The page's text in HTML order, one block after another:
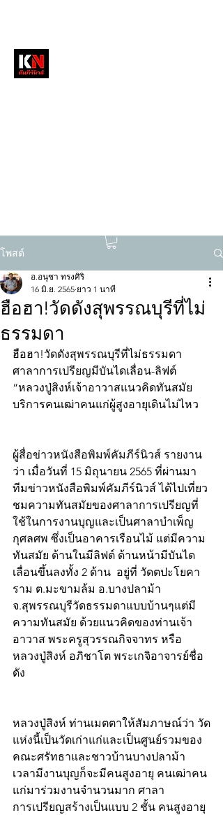
โพสต์
ฮือฮา!วัดดังสุพรรณบุรีที่ไม่
ธรรมดา
อ.อนุชา ทรงศิริ
16 มิ.ย. 2565 ยาว 1 นาที
ฮือฮา!วัดดังสุพรรณบุรีที่ไม่ธรรมดา
ศาลาการเปรียญมีบันไดเลื่อน-ลิฟต์
“หลวงปู่สิงห์เจ้าอาวาสแนวคิดทันสมัย
บริการคนเฒ่าคนแก่ผู้สูงอายุเดินไม่ไหว
ผู้สื่อข่าวหนังสือพิมพ์คัมภีร์นิวส์ รายงาน
ว่า เมื่อวันที่ 15 มิถุนายน 2565 ที่ผ่านมา
ทีมข่าวหนังสือพิมพ์คัมภีร์นิวส์ ได้ไปเที่ยว
ชมความทันสมัยของศาลาการเปรียญที่
ใช้ในการงานบุญและเป็นศาลาบำเพ็ญ
กุศลศพ ซึ่งเป็นอาคารเรือนไม้ แต่มีความ
ทันสมัย ด้านในมีลิฟต์ ด้านหน้ามีบันได
เลื่อนขึ้นลงทั้ง 2 ด้าน  อยู่ที่ วัดตปะโยคา
ราม ต.มะขามล้ม อ.บางปลาม้า
จ.สุพรรณบุรีวัดธรรมดาแบบบ้านๆแต่มี
ความทันสมัย ด้วยแนวคิดของท่านเจ้า
อาวาส พระครูสุวรรณกิจจาทร หรือ
หลวงปู่สิงห์ อภิชาโต พระเกจิอาจารย์ชื่อ
ดัง
หลวงปู่สิงห์ ท่านเมตตาให้สัมภาษณ์ว่า วัด
แห่งนี้เป็นวัดเก่าแก่และเป็นศูนย์รวมของ
คณะศรัทธาและชาวบ้านบางปลาม้า
เวลามีงานบุญก็จะมีคนสูงอายุ คนเฒ่าคน
แก่มาร่วมงานจำนวนมาก ศาลา
การเปรียญสร้างเป็นแบบ 2 ชั้น คนสูงอายุ